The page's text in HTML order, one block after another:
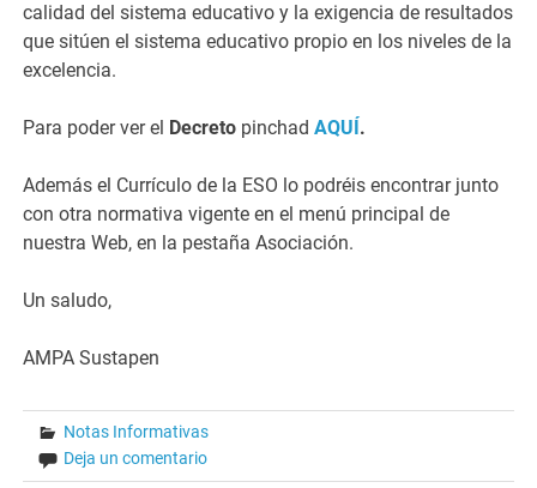
calidad del sistema educativo y la exigencia de resultados
que sitúen el sistema educativo propio en los niveles de la
excelencia.
Para poder ver el Decreto pinchadAQUÍ.
Además el Currículo de la ESO lo podréis encontrar junto
con otra normativa vigente en el menú principal de
nuestra Web, en la pestaña Asociación.
Un saludo,
AMPA Sustapen
Notas Informativas
Deja un comentario